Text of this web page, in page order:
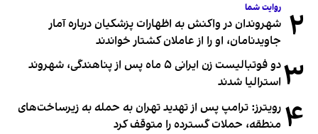
۲ روایت شما
شهروندان در واکنش به اظهارات پزشکیان درباره آمار
جاویدنامان، او را از عاملان کشتار خواندند
۳
دو فوتبالیست زن ایرانی ۵ ماه پس از پناهندگی، شهروند
استرالیا شدند
۴ رویترز: ترامپ پس از تهدید تهران به حمله به زیرساخت‌های
منطقه، حملات گسترده را متوقف کرد